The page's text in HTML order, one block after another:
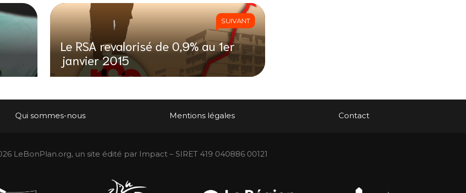
SUIVANT
Le RSA revalorisé de 0,9% au 1er
janvier 2015
Qui sommes-nous Mentions légales Contact
LeBonPlan.org, un site édité par Impact – SIRET 419 040886 00121